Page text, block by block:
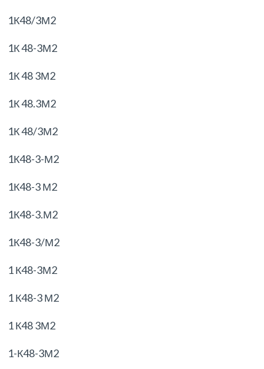
1К48/3М2
1К 48-3М2
1К 48 3М2
1К 48.3М2
1К 48/3М2
1К48-3-М2
1К48-3 М2
1К48-3.М2
1К48-3/М2
1 К48-3М2
1 К48-3 М2
1 К48 3М2
1-К48-3М2